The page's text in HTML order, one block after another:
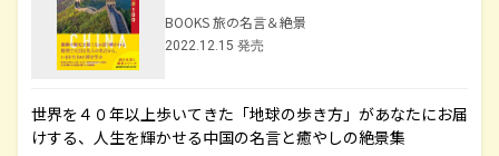
BOOKS 旅の名言＆絶景
2022.12.15 発売
世界を４０年以上歩いてきた「地球の歩き方」があなたにお届
けする、人生を輝かせる中国の名言と癒やしの絶景集